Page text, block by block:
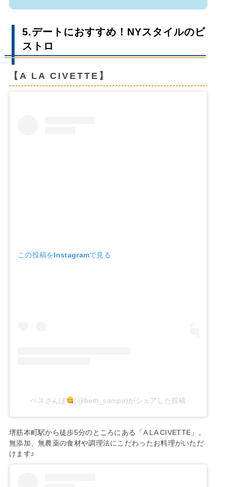
5.デートにおすすめ！NYスタイルのビ
ストロ
【A LA CIVETTE】
この投稿をInstagramで見る
ベスさんぽ (@beth_sampo)がシェアした投稿
堺筋本町駅から徒歩5分のところにある「A LA CIVETTE」。
無添加、無農薬の食材や調理法にこだわったお料理がいただ
けます♪